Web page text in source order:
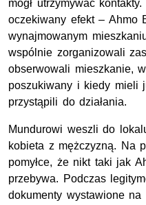
mógł utrzymywać
oczekiwany efekt – Ahmo
wynajmowanym
wspólnie zorganizowali
obserwowali mieszkanie,
poszukiwany i kiedy mieli
przystąpili do działania.
Mundurowi weszli do
kobieta z mężczyzną. Na
pomyłce, że nikt taki jak
przebywa. Podczas
dokumenty wystawione na